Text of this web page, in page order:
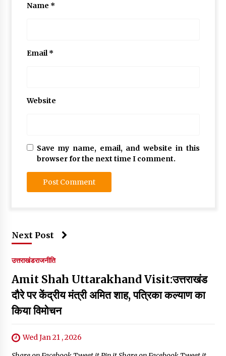
Name *
Email*
Website
Save my name, email, and website in this
browser for the next time I comment.
Next Post
उत्तराखंडराजनीति
Amit Shah Uttarakhand Visit:उत्तराखंड
दौरे पर केंद्रीय मंत्री अमित शाह, पत्रिका कल्याण का
किया विमोचन
Wed Jan 21 , 2026